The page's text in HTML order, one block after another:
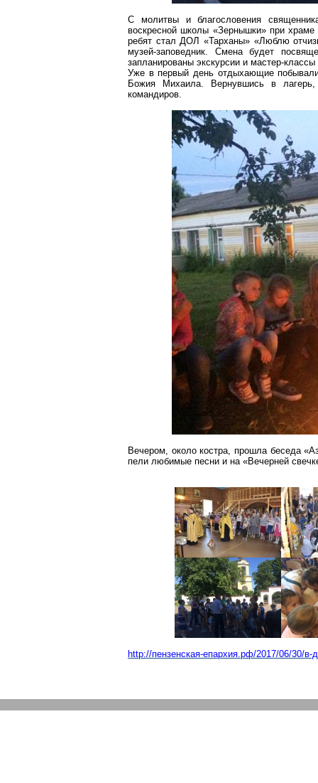
С молитвы и благословения
воскресной школы «Зернышки» при
ребят стал ДОЛ «Тарханы» «Люблю
музей-заповедник. Смена будет
запланированы экскурсии и мастер-
Уже в первый день отдыхающие
Божия Михаила. Вернувшись в
командиров.
Вечером, около костра, прошла беседа
пели любимые песни и на «Вечерней
http://пензенская-епархия.рф/2017/06/30/в-